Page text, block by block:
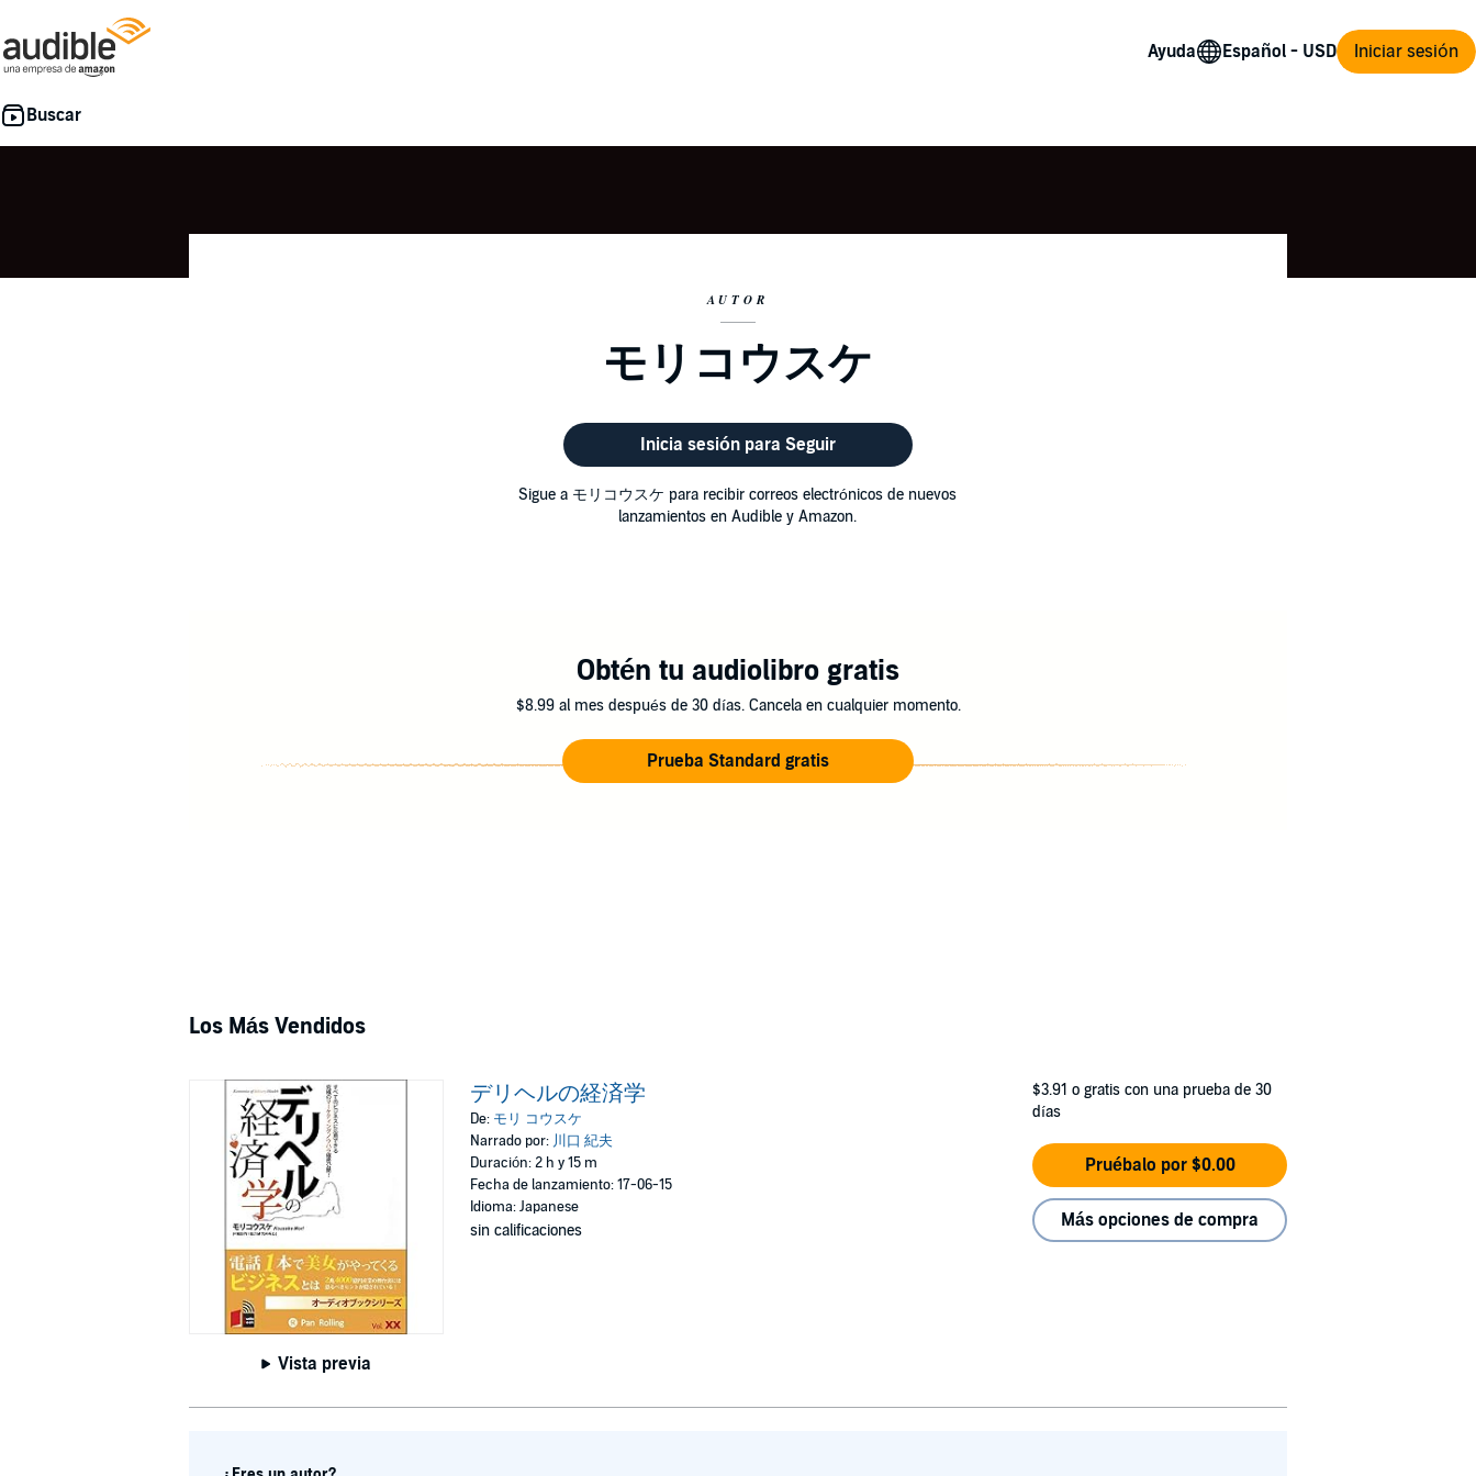
Ayuda Iniciar sesión
AUTOR
モリコウスケ
Inicia sesión para Seguir
Sigue a モリコウスケ para recibir correos electrónicos de nuevos
lanzamientos en Audible y Amazon.
Obtén tu audiolibro gratis
$8.99 al mes después de 30 días. Cancela en cualquier momento.
Prueba Standard gratis
Los Más Vendidos
Vista previa
デリヘルの経済学
De: モリ コウスケ
Narrado por: 川口 紀夫
Duración: 2 h y 15 m
Fecha de lanzamiento: 17-06-15
Idioma: Japanese
sin calificaciones
$3.91 o gratis con una prueba de 30
días
Pruébalo por $0.00
Más opciones de compra